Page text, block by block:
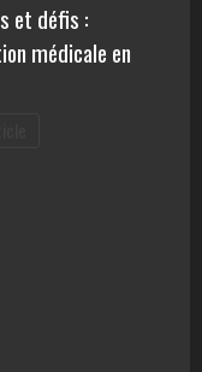
et défis :
médicale en